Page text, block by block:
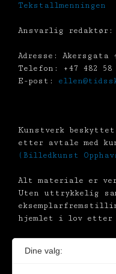
Tekstallmenningen
Ansvarlig redaktør:
Adresse: Akersgata
Telefon: +47 482 58
E-post:
Kunstverk
etter avtale med
(Billedkunst
Alt materiale er
Uten uttrykkelig
hjemlet i lov etter
Dine valg: